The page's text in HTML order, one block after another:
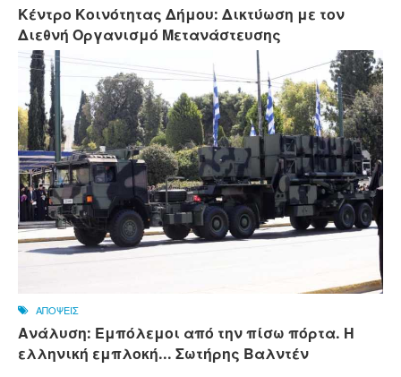
Κέντρο Κοινότητας Δήμου: Δικτύωση με τον
Διεθνή Οργανισμό Μετανάστευσης
ΑΠΟΨΕΙΣ
Ανάλυση: Εμπόλεμοι από την πίσω πόρτα. Η
ελληνική εμπλοκή... Σωτήρης Βαλντέν